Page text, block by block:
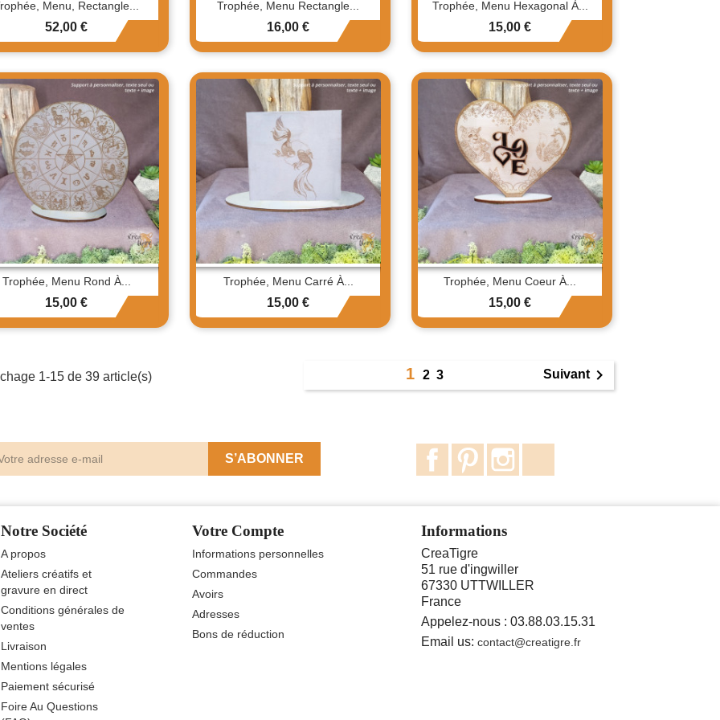
Menu, Rectangle...
Prix
52,00 €
Trophée, Menu Rectangle...
Prix
16,00 €
Trophée, Menu Hexagonal À...
Prix
15,00 €
Trophée, Menu Rond À...
Prix
15,00 €
Trophée, Menu Carré À...
Prix
15,00 €
Trophée, Menu Coeur À...
Prix
15,00 €
1-15 de 39 article(s) 123 Suivant
FacebookPinterest
Notre Société
A propos
Ateliers créatifs et
gravure en direct
Conditions générales de
ventes
Livraison
Mentions légales
Paiement sécurisé
Foire Au Questions
Votre Compte
Informations personnelles
Commandes
Avoirs
Adresses
Bons de réduction
Informations
CreaTigre
51 rue d'ingwiller
67330 UTTWILLER
France
Appelez-nous : 03.88.03.15.31
Email us: contact@creatigre.fr